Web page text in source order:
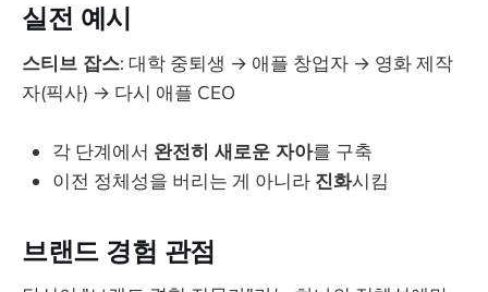
실전 예시
스티브 잡스: 대학 중퇴생 → 애플 창업자 → 영화 제작
자(픽사) → 다시 애플 CEO
각 단계에서 완전히 새로운 자아를 구축
이전 정체성을 버리는 게 아니라 진화시킴
브랜드 경험 관점